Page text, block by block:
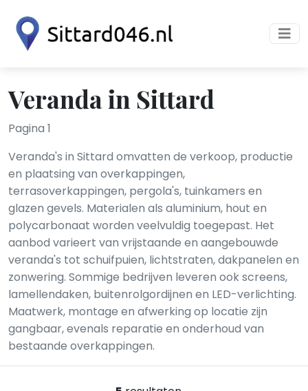
Veranda in Sittard
Pagina 1
Veranda's in Sittard omvatten de verkoop, productie
en plaatsing van overkappingen,
terrasoverkappingen, pergola's, tuinkamers en
glazen gevels. Materialen als aluminium, hout en
polycarbonaat worden veelvuldig toegepast. Het
aanbod varieert van vrijstaande en aangebouwde
veranda's tot schuifpuien, lichtstraten, dakpanelen en
zonwering. Sommige bedrijven leveren ook screens,
lamellendaken, buitenrolgordijnen en LED-verlichting.
Maatwerk, montage en afwerking op locatie zijn
gangbaar, evenals reparatie en onderhoud van
bestaande overkappingen.